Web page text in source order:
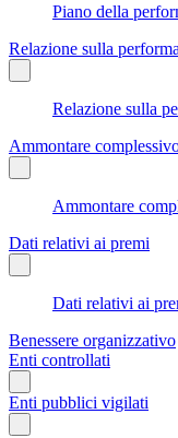
Piano della
Relazione sulla
Relazione sulla
Ammontare
Ammontare
Dati relativi ai premi
Dati relativi ai
Benessere organizzativo
Enti controllati
Enti pubblici vigilati